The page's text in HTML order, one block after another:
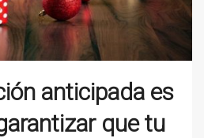
anticipada es
que tu